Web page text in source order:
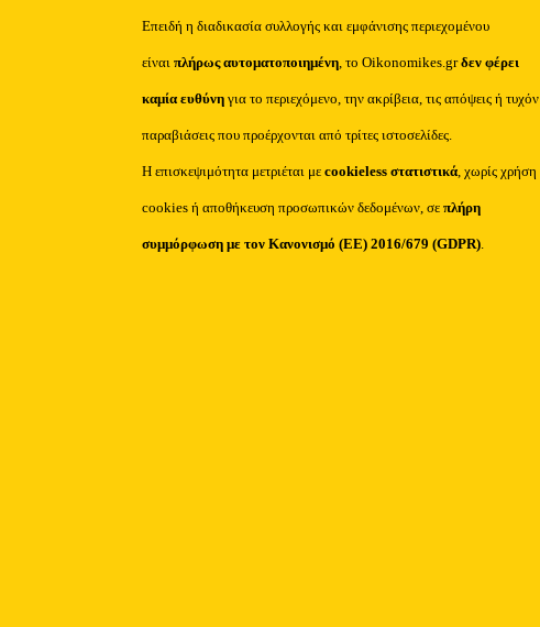
Επειδή η διαδικασία συλλογής και εμφάνισης περιεχομένου
είναιπλήρως αυτοματοποιημένη, το Oikonomikes.grδεν φέρει
καμία ευθύνη για το περιεχόμενο, την ακρίβεια, τις απόψεις ή τυχόν
παραβιάσεις που προέρχονται από τρίτες ιστοσελίδες.
Η επισκεψιμότητα μετριέται μεcookieless στατιστικά, χωρίς χρήση
cookies ή αποθήκευση προσωπικών δεδομένων, σεπλήρη
συμμόρφωση με τον Κανονισμό (ΕΕ) 2016/679 (GDPR).